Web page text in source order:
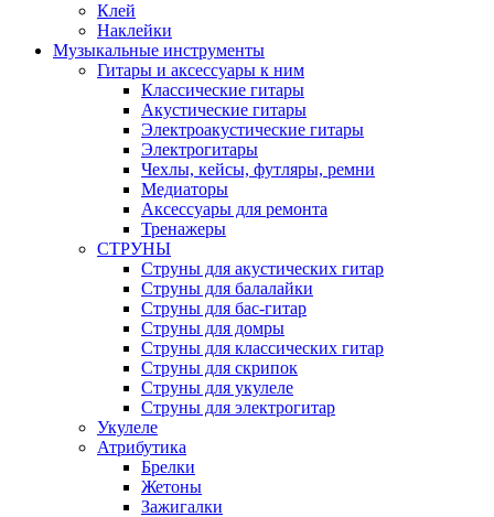
Клей
Наклейки
Музыкальные инструменты
Гитары и аксессуары к ним
Классические гитары
Акустические гитары
Электроакустические гитары
Электрогитары
Чехлы, кейсы, футляры, ремни
Медиаторы
Аксессуары для ремонта
Тренажеры
СТРУНЫ
Струны для акустических гитар
Струны для балалайки
Струны для бас-гитар
Струны для домры
Струны для классических гитар
Струны для скрипок
Струны для укулеле
Струны для электрогитар
Укулеле
Атрибутика
Брелки
Жетоны
Зажигалки